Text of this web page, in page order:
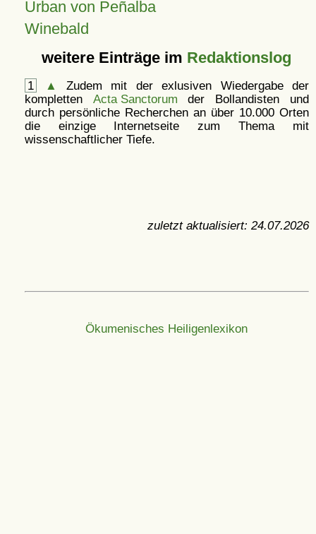
Urban von Peñalba
Winebald
weitere Einträge im Redaktionslog
1 ▲
Zudem mit der exlusiven Wiedergabe der
kompletten Acta Sanctorum der Bollandisten und
durch persönliche Recherchen an über 10.000 Orten
die einzige Internetseite zum Thema mit
wissenschaftlicher Tiefe.
zuletzt aktualisiert: 24.07.2026
Ökumenisches Heiligenlexikon